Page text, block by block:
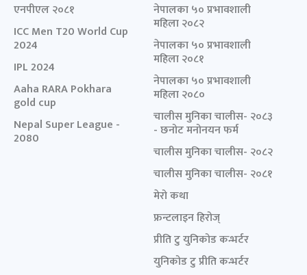
एनपीएल २०८१
ICC Men T20 World Cup
2024
IPL 2024
Aaha RARA Pokhara
gold cup
Nepal Super League -
2080
नेपालका ५० प्रभावशाली
महिला २०८२
नेपालका ५० प्रभावशाली
महिला २०८१
नेपालका ५० प्रभावशाली
महिला २०८०
चालीस मुनिका चालीस- २०८३
- छनोट मनोनयन फर्म
चालीस मुनिका चालीस- २०८२
चालीस मुनिका चालीस- २०८१
मेरो कथा
फ्रन्टलाइन हिरोज्
प्रीति टु युनिकोड कन्भर्टर
युनिकोड टु प्रीति कन्भर्टर